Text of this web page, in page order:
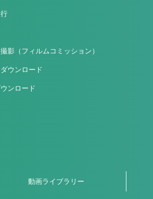
影（フィルムコミッション）
ウンロード
ンロード
動画ライブラリー